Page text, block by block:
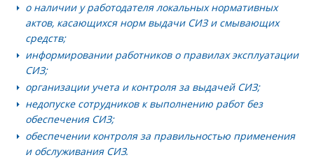
о наличии у работодателя локальных нормативных
актов, касающихся норм выдачи СИЗ и смывающих
средств;
информировании работников о правилах эксплуатации
СИЗ;
организации учета и контроля за выдачей СИЗ;
недопуске сотрудников к выполнению работ без
обеспечения СИЗ;
обеспечении контроля за правильностью применения
и обслуживания СИЗ.